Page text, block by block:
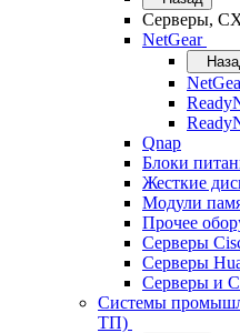
Серверы,
NetGear
Qnap
Блоки
Жесткие
Модули
Прочее
Серверы
Серверы
Серверы и
Системы
ТП)